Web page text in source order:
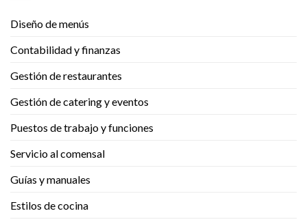
Diseño de menús
Contabilidad y finanzas
Gestión de restaurantes
Gestión de catering y eventos
Puestos de trabajo y funciones
Servicio al comensal
Guías y manuales
Estilos de cocina